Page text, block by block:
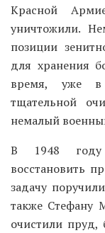
Красной
уничтожили.
позиции
для хранения
время, уже в
тщательной
немалый
В 1948 году
восстановить
задачу
также Стефану
очистили